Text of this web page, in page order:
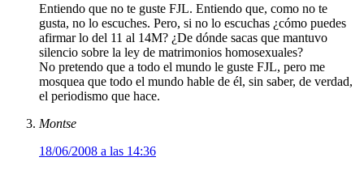
Entiendo que no te guste FJL. Entiendo que, como no te
gusta, no lo escuches. Pero, si no lo escuchas ¿cómo puedes
afirmar lo del 11 al 14M? ¿De dónde sacas que mantuvo
silencio sobre la ley de matrimonios homosexuales?
No pretendo que a todo el mundo le guste FJL, pero me
mosquea que todo el mundo hable de él, sin saber, de verdad,
el periodismo que hace.
Montse
18/06/2008 a las 14:36